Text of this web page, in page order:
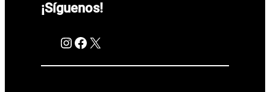
¡Síguenos!
Instagram Facebook X